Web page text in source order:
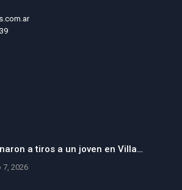
a tiros a un joven en Villa…
7, 2026